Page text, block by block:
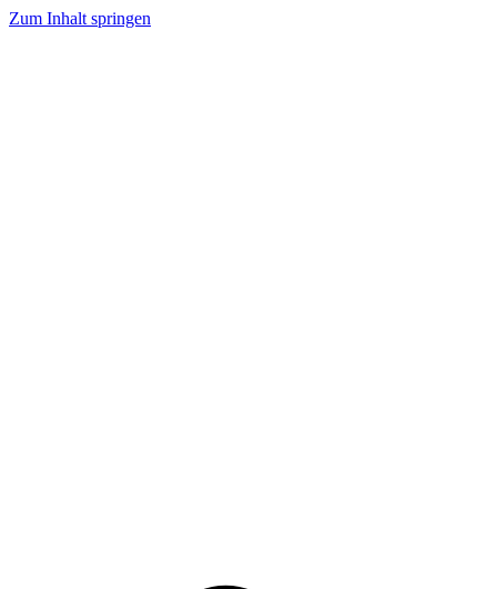
Zum Inhalt springen